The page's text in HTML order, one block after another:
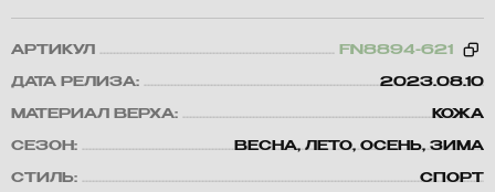
АРТИКУЛ FN8894-621
ДАТА РЕЛИЗА: 2023.08.10
МАТЕРИАЛ ВЕРХА: КОЖА
СЕЗОН: ВЕСНА, ЛЕТО, ОСЕНЬ, ЗИМА
СТИЛЬ: СПОРТ